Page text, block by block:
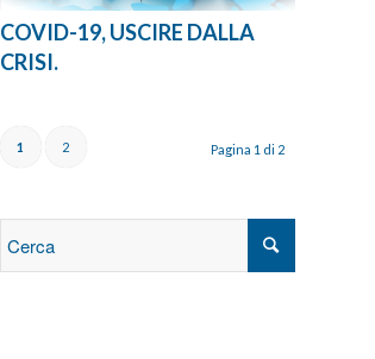
COVID-19, USCIRE DALLA
CRISI.
Pagina 1 di 2
1 2